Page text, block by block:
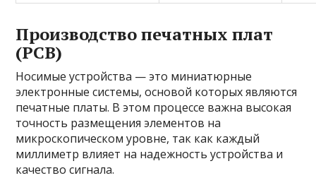
Производство печатных плат
(PCB)
Носимые устройства — это миниатюрные
электронные системы, основой которых являются
печатные платы. В этом процессе важна высокая
точность размещения элементов на
микроскопическом уровне, так как каждый
миллиметр влияет на надежность устройства и
качество сигнала.